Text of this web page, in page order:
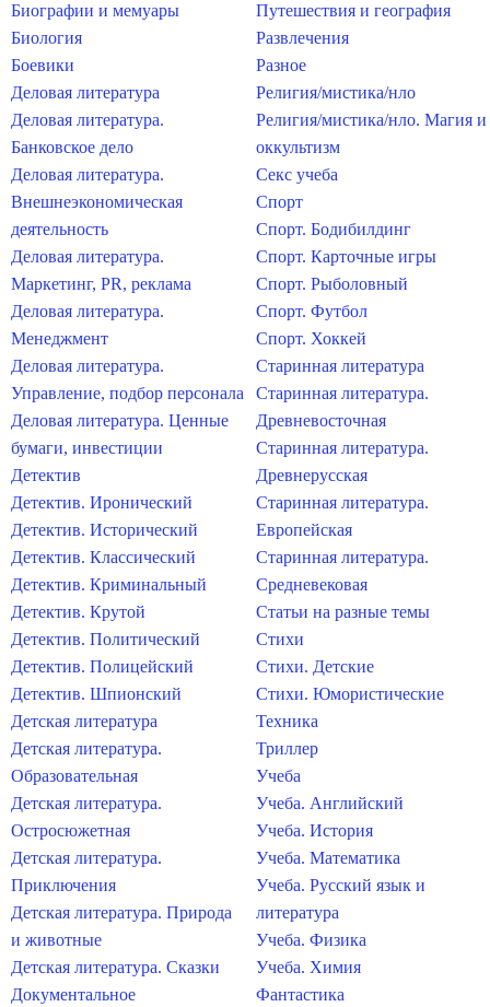
Биографии и мемуары
Биология
Боевики
Деловая литература
Деловая литература.
Банковское дело
Деловая литература.
Внешнеэкономическая
деятельность
Деловая литература.
Маркетинг, PR, реклама
Деловая литература.
Менеджмент
Деловая литература.
Управление, подбор персонала
Деловая литература. Ценные
бумаги, инвестиции
Детектив
Детектив. Иронический
Детектив. Исторический
Детектив. Классический
Детектив. Криминальный
Детектив. Крутой
Детектив. Политический
Детектив. Полицейский
Детектив. Шпионский
Детская литература
Детская литература.
Образовательная
Детская литература.
Остросюжетная
Детская литература.
Приключения
Детская литература. Природа
и животные
Детская литература. Сказки
Документальное
Путешествия и география
Развлечения
Разное
Религия/мистика/нло
Религия/мистика/нло. Магия и
оккультизм
Секс учеба
Спорт
Спорт. Бодибилдинг
Спорт. Карточные игры
Спорт. Рыболовный
Спорт. Футбол
Спорт. Хоккей
Старинная литература
Старинная литература.
Древневосточная
Старинная литература.
Древнерусская
Старинная литература.
Европейская
Старинная литература.
Средневековая
Статьи на разные темы
Стихи
Стихи. Детские
Стихи. Юмористические
Техника
Триллер
Учеба
Учеба. Английский
Учеба. История
Учеба. Математика
Учеба. Русский язык и
литература
Учеба. Физика
Учеба. Химия
Фантастика